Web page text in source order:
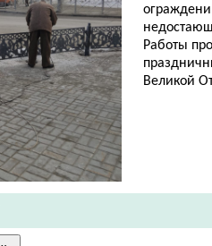
Работы
Великой